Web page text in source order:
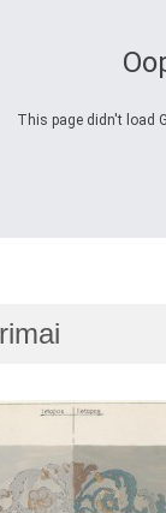
This page didn't load